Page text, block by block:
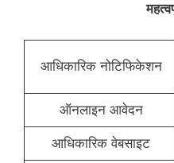
आधिकारिक नोटिफिकेशन
ऑनलाइन आवेदन
आधिकारिक वेबसाइट